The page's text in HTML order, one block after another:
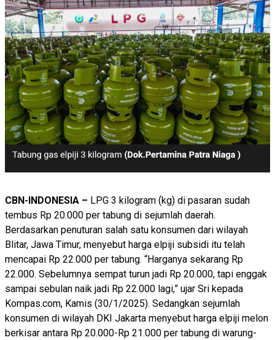
CBN-INDONESIA – LPG 3 kilogram (kg) di pasaran sudah
tembus Rp 20.000 per tabung di sejumlah daerah.
Berdasarkan penuturan salah satu konsumen dari wilayah
Blitar, Jawa Timur, menyebut harga elpiji subsidi itu telah
mencapai Rp 22.000 per tabung. “Harganya sekarang Rp
22.000. Sebelumnya sempat turun jadi Rp 20.000, tapi enggak
sampai sebulan naik jadi Rp 22.000 lagi,” ujar Sri kepada
Kompas.com, Kamis (30/1/2025). Sedangkan sejumlah
konsumen di wilayah DKI Jakarta menyebut harga elpiji melon
berkisar antara Rp 20.000-Rp 21.000 per tabung di warung-